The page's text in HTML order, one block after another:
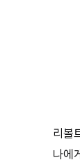
리볼
나에